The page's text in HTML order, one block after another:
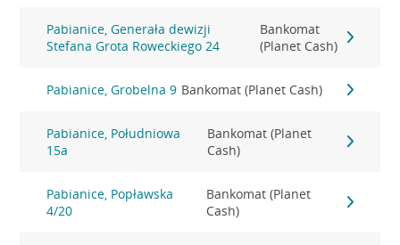
Pabianice, Generała dewizji
Stefana Grota Roweckiego 24
Bankomat
(Planet Cash)
Pabianice, Grobelna 9 Bankomat (Planet Cash)
Pabianice, Południowa
15a
Bankomat (Planet
Cash)
Pabianice, Popławska
4/20
Bankomat (Planet
Cash)